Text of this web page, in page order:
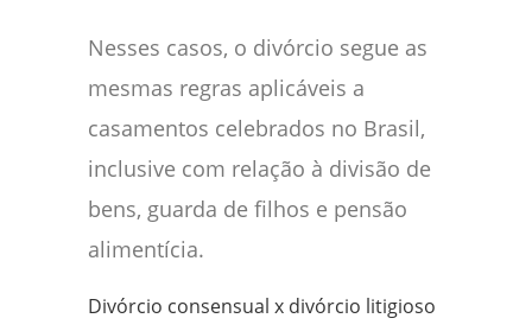
Nesses casos, o divórcio segue as
mesmas regras aplicáveis a
casamentos celebrados no Brasil,
inclusive com relação à divisão de
bens, guarda de filhos e pensão
alimentícia.
Divórcio consensual x divórcio litigioso